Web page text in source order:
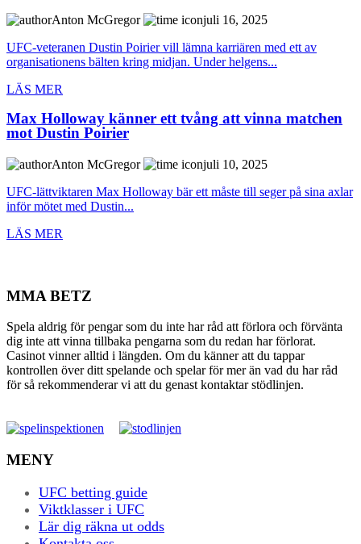
Anton McGregor
juli 16, 2025
UFC-veteranen Dustin Poirier vill lämna karriären med ett av
organisationens bälten kring midjan. Under helgens...
LÄS MER
Max Holloway känner ett tvång att vinna matchen
mot Dustin Poirier
Anton McGregor
juli 10, 2025
UFC-lättviktaren Max Holloway bär ett måste till seger på sina axlar
inför mötet med Dustin...
LÄS MER
MMA BETZ
Spela aldrig för pengar som du inte har råd att förlora och förvänta
dig inte att vinna tillbaka pengarna som du redan har förlorat.
Casinot vinner alltid i längden. Om du känner att du tappar
kontrollen över ditt spelande och spelar för mer än vad du har råd
för så rekommenderar vi att du genast kontaktar stödlinjen.
MENY
UFC betting guide
Viktklasser i UFC
Lär dig räkna ut odds